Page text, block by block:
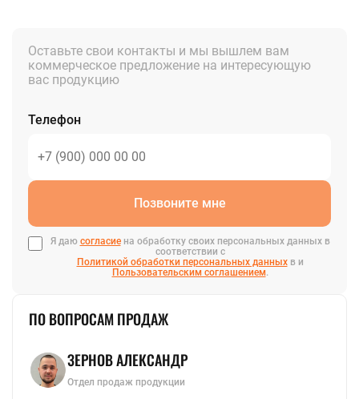
Оставьте свои контакты и мы вышлем вам
коммерческое предложение на интересующую
вас продукцию
Телефон
Позвоните мне
Я даю согласиена обработку своих персональных данных в
соответствии с
Политикой обработки персональных данныхв и
Пользовательским соглашением.
ПО ВОПРОСАМ ПРОДАЖ
ЗЕРНОВ АЛЕКСАНДР
Отдел продаж продукции